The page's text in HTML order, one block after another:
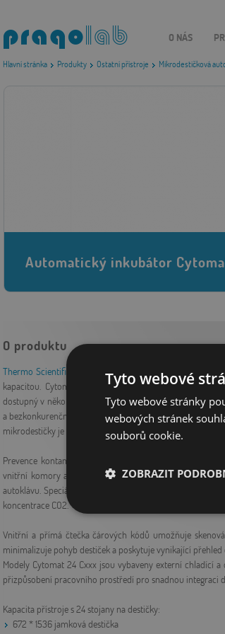
Hlavní stránka Produkty Ostatní přístroje Mikrodestičková
O NÁS
Automatický inkubátor
O produktu
Thermo Scientific
Cytomat série 24 automatický
kapacitou. Cytomat 24 C je volně stojící automatický
dostupný v několika různých modelech, lišících se
a bezkonkurenční rozložení a stabilita teploty zajišťují
mikrodestičky je méně než 30 sekund.
Prevence kontaminace je zajištěna povrchem z
vnitřní komory a dekontaminace peroxidem vodíku.
autoklávu. Speciální vnitřní rezervoár na vodu vytváří
koncentrace CO2.
Vnitřní a přímá čtečka čárových kódů umožňuje
minimalizuje pohyb destiček a poskytuje vynikající přehled
Modely Cytomat 24 Cxxx jsou vybaveny externí chladící
přizpůsobení pracovního prostředí pro snadnou integraci
Kapacita přístroje s 24 stojany na destičky:
672 * 1536 jamková destička
Tyto webové
Tyto webové stránky
webových stránek
souborů cookie.
ZOBRAZIT
Nezbytně nutné
soubory